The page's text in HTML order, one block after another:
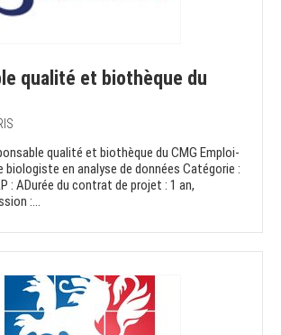
qualité et biothèque du
qualité et biothèque du CMG Emploi-
biologiste en analyse de données Catégorie :
: ADurée du contrat de projet : 1 an,
:...